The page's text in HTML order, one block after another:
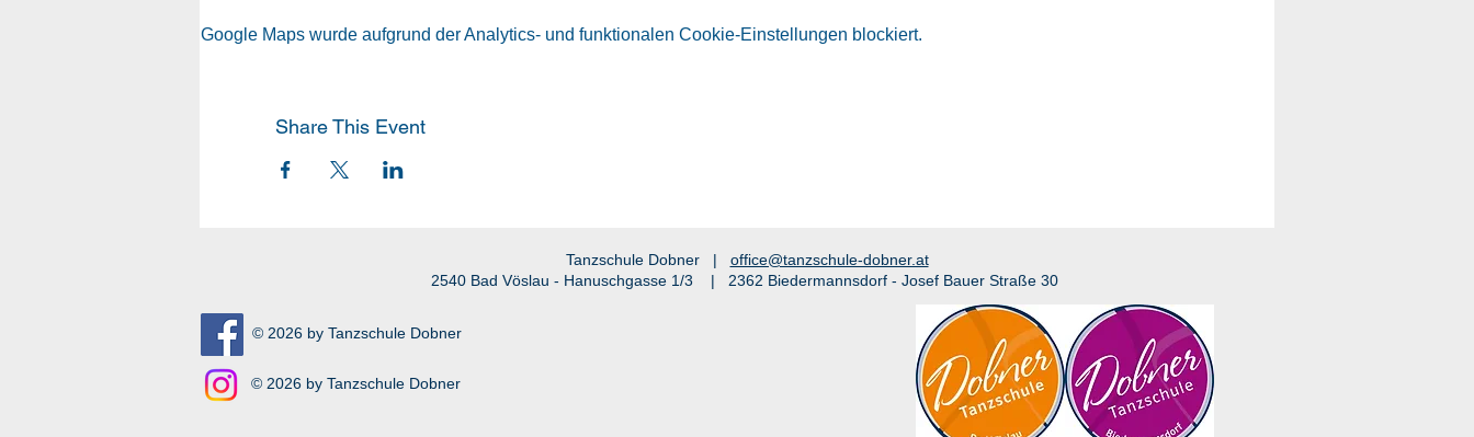
Google Maps wurde aufgrund der Analytics- und funktionalen Cookie-Einstellungen blockiert.
Share This Event
Tanzschule Dobner | office@tanzschule-dobner.at
2540 Bad Vöslau - Hanuschgasse 1/3 | 2362 Biedermannsdorf - Josef Bauer Straße 30
© 2026 by Tanzschule Dobner
© 2026 by Tanzschule Dobner